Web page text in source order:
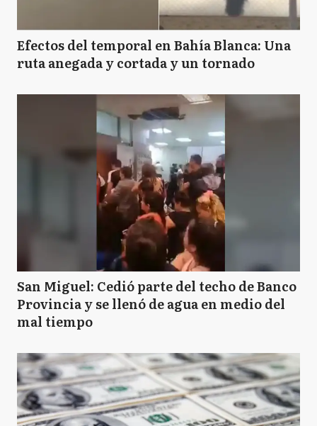
LP La Plata
L Lezama
L Lobos
Necochea
O Olavarría
SA San Antonio de Areco
Efectos del temporal en Bahía Blanca: Una
ruta anegada y cortada y un tornado
San Miguel: Cedió parte del techo de Banco
Provincia y se llenó de agua en medio del
mal tiempo